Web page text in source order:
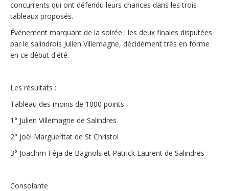
concurrents qui ont défendu leurs chances dans les trois
tableaux proposés.
Événement marquant de la soirée : les deux finales disputées
par le salindrois Julien Villemagne, décidément très en forme
en ce début d'été.
Les résultats :
Tableau des moins de 1000 points
1° Julien Villemagne de Salindres
2° Joël Margueritat de St Christol
3° Joachim Féja de Bagnols et Patrick Laurent de Salindres
Consolante